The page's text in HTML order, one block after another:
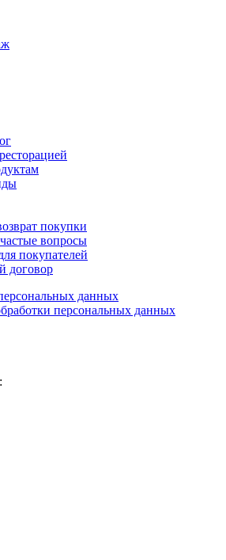
покупки
вопросы
покупателей
договор
данных
персональных данных